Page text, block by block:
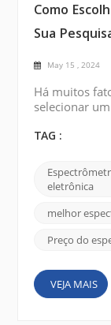
Como
Sua
May 15 , 2024
Há muitos
selecionar
Alguns dos
frequência
banda W. A
TAG :
eletrônica
melhor
Preço do
VEJA MAIS